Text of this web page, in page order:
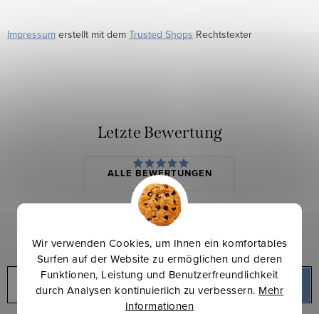
Wir verwenden Cookies, um Ihnen ein komfortables
Surfen auf der Website zu ermöglichen und deren
Funktionen, Leistung und Benutzerfreundlichkeit
durch Analysen kontinuierlich zu verbessern. Mehr
Informationen
Impressum erstellt mit dem Trusted Shops Rechtstexter
Letzte Bewertung
ALLE BEWERTUNGEN
Ioana Buda
Newsletter abonnieren
E-Mail ANMELDEN